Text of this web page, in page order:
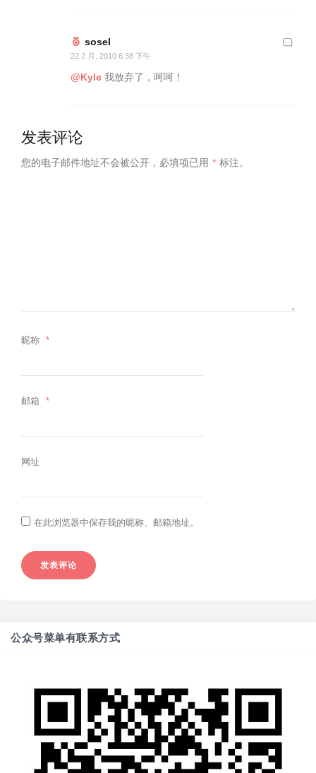
sosel
22 2 月, 2010 6:38 下午
@Kyle 我放弃了，呵呵！
发表评论
您的电子邮件地址不会被公开， 必填项已用 * 标注。
昵称 *
邮箱 *
网址
在此浏览器中保存我的昵称、邮箱地址。
公众号菜单有联系方式